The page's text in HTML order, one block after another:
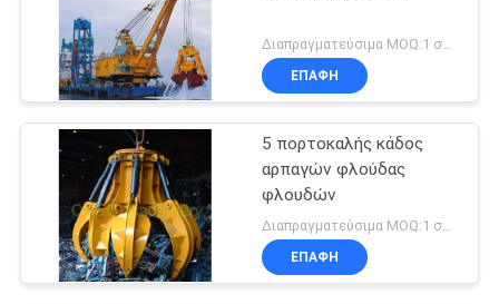
Διαπραγματεύσιμα MOQ:1 σύνολο
ΕΠΑΦΉ
5 πορτοκαλής κάδος
αρπαγών φλούδας
φλουδών
ΕΠΑΦΉ